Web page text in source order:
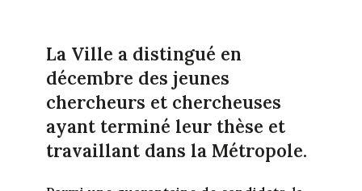
La Ville a distingué en
décembre des jeunes
chercheurs et chercheuses
ayant terminé leur thèse et
travaillant dans la Métropole.